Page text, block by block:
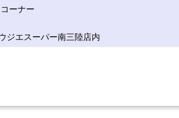
ーナー
ジエスーパー南三陸店内